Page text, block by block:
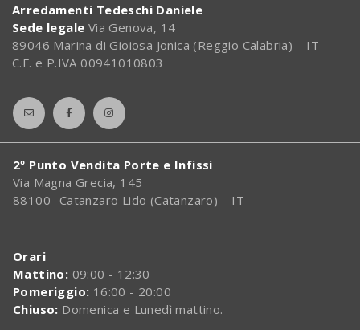
Arredamenti Tedeschi Daniele
Sede legale Via Genova, 14
89046 Marina di Gioiosa Jonica (Reggio Calabria) – IT
C.F. e P.IVA 00941010803
2º Punto Vendita Porte e Infissi
Via Magna Grecia, 145
88100- Catanzaro Lido (Catanzaro) – IT
Orari
Mattino: 09:00 - 12:30
Pomeriggio: 16:00 - 20:00
Chiuso: Domenica e Lunedì mattino.